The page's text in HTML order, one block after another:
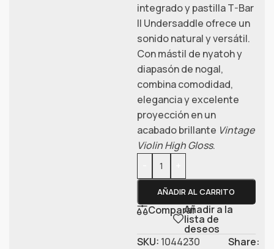
integrado y pastilla T-Bar
II Undersaddle ofrece un
sonido natural y versátil.
Con mástil de nyatoh y
diapasón de nogal,
combina comodidad,
elegancia y excelente
proyección en un
acabado brillante Vintage
Violin High Gloss.
AÑADIR AL CARRITO
CompararAñadir a la
lista de
deseos
SKU: 1044230
Share: